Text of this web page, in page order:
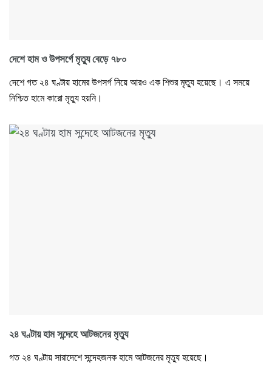
দেশে হাম ও উপসর্গে মৃত্যু বেড়ে ৭৮০
দেশে গত ২৪ ঘণ্টায় হামের উপসর্গ নিয়ে আরও এক শিশুর মৃত্যু হয়েছে। এ সময়ে
নিশ্চিত হামে কারো মৃত্যু হয়নি।
২৪ ঘণ্টায় হাম সন্দেহে আটজনের মৃত্যু
গত ২৪ ঘণ্টায় সারাদেশে সন্দেহজনক হামে আটজনের মৃত্যু হয়েছে।